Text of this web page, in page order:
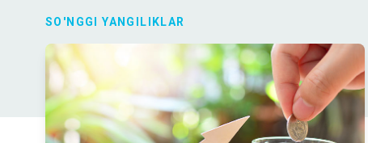
SO'NGGI YANGILIKLAR